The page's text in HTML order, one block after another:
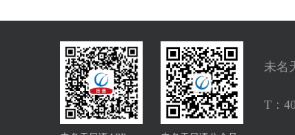
未名
T：